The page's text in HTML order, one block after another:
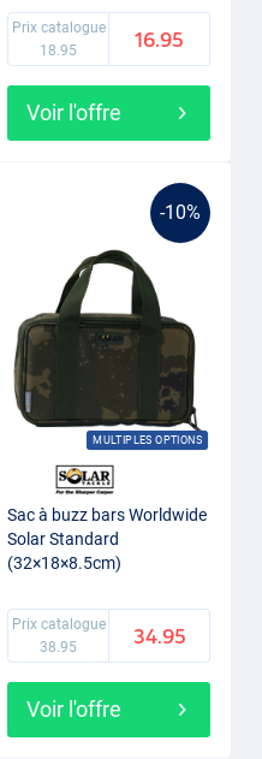
Prix catalogue
18.95
16.95
Voir l'offre
-10%
MULTIPLES OPTIONS
Sac à buzz bars Worldwide
Solar Standard
(32×18×8.5cm)
Prix catalogue
38.95
34.95
Voir l'offre